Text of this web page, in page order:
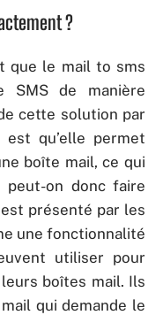
?
que le mail to sms
SMS de manière
cette solution par
qu’elle permet
boîte mail, ce qui
peut-on donc faire
présenté par les
une fonctionnalité
utiliser pour
boîtes mail. Ils
qui demande le